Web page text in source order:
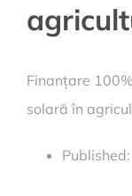
Finanțare
solară în